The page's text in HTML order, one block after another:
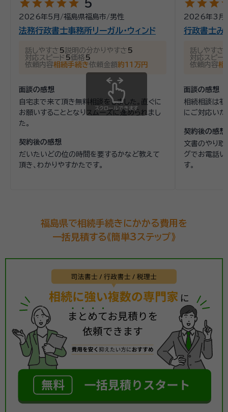
starstarstarstarstar 5
2026年5月 /福島県福島市/男性
法務行政書士事務所リーガル・ウィンド
話しやすさ 5説明の分かりやすさ 5
対応スピード 5価格 5
依頼内容相続手続き依頼金額約11万円
面談の感想
自宅まで来て頂き無料相談をしました。直ぐに
お願いすることとなりスムーズに進められまし
た。
契約後の感想
だいたいどの位の時間を要するかなど教えて
頂き、わかりやすかたです。
starstarstar
2026年3月
行政書士み
話しやすさ
対応スピー
依頼内容相
面談の感想
相続相談は初
にご対応いた
契約後の感想
文書のやり取
グでお電話い
す。
スクロールできます
福島県で相続手続きにかかる費用を
一括見積する《簡単3ステップ》